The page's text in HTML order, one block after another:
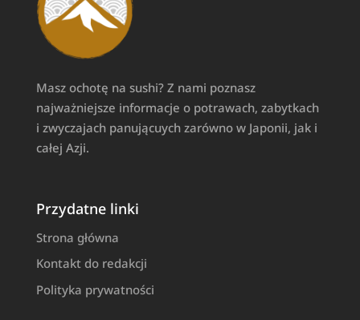
Masz ochotę na sushi? Z nami poznasz
najważniejsze informacje o potrawach, zabytkach
i zwyczajach panującuych zarówno w Japonii, jak i
całej Azji.
Przydatne linki
Strona główna
Kontakt do redakcji
Polityka prywatności